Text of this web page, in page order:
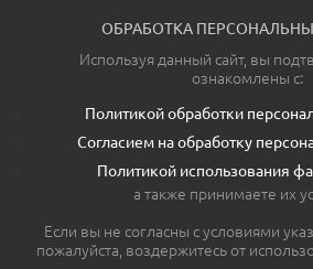
ОБРАБОТКА
Используя данный сайт, вы
ознакомлены с:
Политикой обработки
Согласием на обработку
Политикой использования
а также принимаете их
Если вы не согласны с условиями
пожалуйста, воздержитесь от